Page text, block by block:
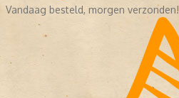
Vandaag besteld, morgen verzonden!